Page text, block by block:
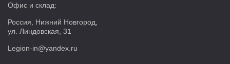
Офис и склад:
Россия, Нижний Новгород,
ул. Линдовская, 31
Legion-in@yandex.ru